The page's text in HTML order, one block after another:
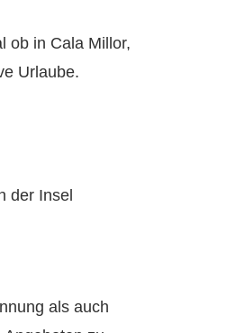
ob in Cala Millor,
Urlaube.
der Insel
als auch